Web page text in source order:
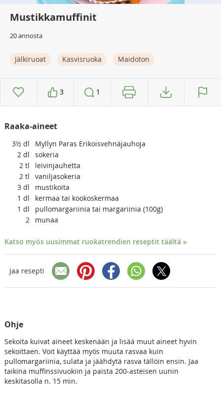
Mustikkamuffinit
20 annosta
Jälkiruoat Kasvisruoka Maidoton
3 1
Raaka-aineet
3½ dl
Myllyn Paras Erikoisvehnäjauhoja
2 dl
sokeria
2 tl
leivinjauhetta
2 tl
vaniljasokeria
3 dl
mustikoita
1 dl
kermaa tai kookoskermaa
1 dl
pullomargariinia tai margariinia (100g)
2
munaa
Katso myös uusimmat ruokatrendien reseptit täältä »
Jaa resepti
Ohje
Sekoita kuivat aineet keskenään ja lisää muut aineet hyvin
sekoittaen. Voit käyttää myös muuta rasvaa kuin
pullomargariinia, sulata ja jäähdytä rasva tällöin ensin. Jaa
taikina muffinssivuokiin ja paista 200-asteisen uunin
keskitasolla n. 15 min.